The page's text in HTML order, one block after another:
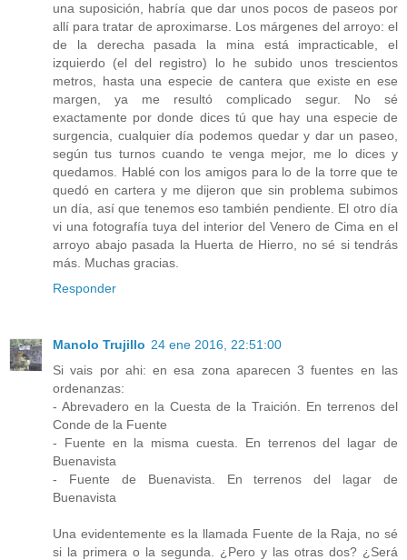
una suposición, habría que dar unos pocos de paseos por
allí para tratar de aproximarse. Los márgenes del arroyo: el
de la derecha pasada la mina está impracticable, el
izquierdo (el del registro) lo he subido unos trescientos
metros, hasta una especie de cantera que existe en ese
margen, ya me resultó complicado segur. No sé
exactamente por donde dices tú que hay una especie de
surgencia, cualquier día podemos quedar y dar un paseo,
según tus turnos cuando te venga mejor, me lo dices y
quedamos. Hablé con los amigos para lo de la torre que te
quedó en cartera y me dijeron que sin problema subimos
un día, así que tenemos eso también pendiente. El otro día
vi una fotografía tuya del interior del Venero de Cima en el
arroyo abajo pasada la Huerta de Hierro, no sé si tendrás
más. Muchas gracias.
Responder
Manolo Trujillo 24 ene 2016, 22:51:00
Si vais por ahi: en esa zona aparecen 3 fuentes en las
ordenanzas:
- Abrevadero en la Cuesta de la Traición. En terrenos del
Conde de la Fuente
- Fuente en la misma cuesta. En terrenos del lagar de
Buenavista
- Fuente de Buenavista. En terrenos del lagar de
Buenavista
Una evidentemente es la llamada Fuente de la Raja, no sé
si la primera o la segunda. ¿Pero y las otras dos? ¿Será